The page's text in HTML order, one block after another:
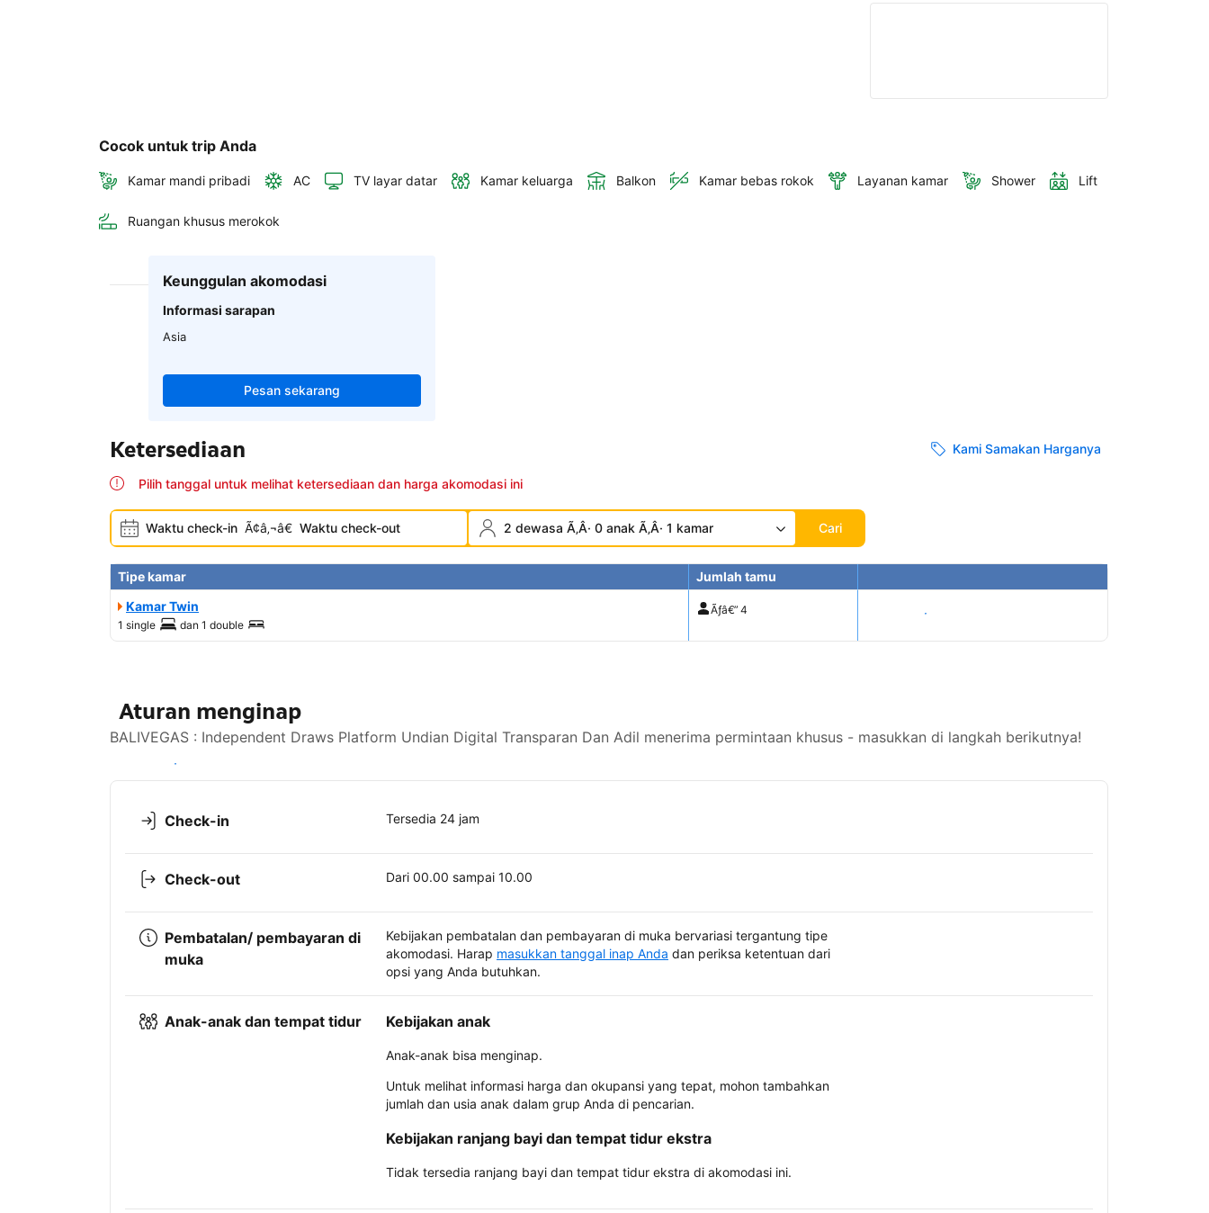
Cocok untuk trip Anda
Kamar mandi pribadi AC TV layar datar Kamar keluarga Balkon Kamar bebas rokok Layanan kamar Shower Lift
Ruangan khusus merokok
Keunggulan akomodasi
Informasi sarapan
Asia
Pesan sekarang
Ketersediaan Kami Samakan Harganya
Pilih tanggal untuk melihat ketersediaan dan harga akomodasi ini
Waktu check-in Ã¢â‚¬â€ Waktu check-out 2 dewasa Ã‚Â· 0 anak Ã‚Â· 1 kamar Cari
Tipe kamar
Jumlah tamu
Kamar Twin
1 single dan 1 double
Ãƒâ€” 4 Tampilkan harga
Aturan menginap
BALIVEGAS : Independent Draws Platform Undian Digital Transparan Dan Adil menerima permintaan khusus - masukkan di langkah berikutnya!
Lihat ketersediaan
Check-in Tersedia 24 jam
Check-out Dari 00.00 sampai 10.00
Pembatalan/ pembayaran di
muka
Kebijakan pembatalan dan pembayaran di muka bervariasi tergantung tipe
akomodasi. Harap masukkan tanggal inap Anda dan periksa ketentuan dari
opsi yang Anda butuhkan.
Anak-anak dan tempat tidur Kebijakan anak
Anak-anak bisa menginap.
Untuk melihat informasi harga dan okupansi yang tepat, mohon tambahkan
jumlah dan usia anak dalam grup Anda di pencarian.
Kebijakan ranjang bayi dan tempat tidur ekstra
Tidak tersedia ranjang bayi dan tempat tidur ekstra di akomodasi ini.